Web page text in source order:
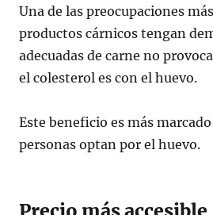
Una de las preocupaciones
productos cárnicos tengan
adecuadas de carne no
el colesterol es con el huevo.
Este beneficio es más
personas optan por el huevo.